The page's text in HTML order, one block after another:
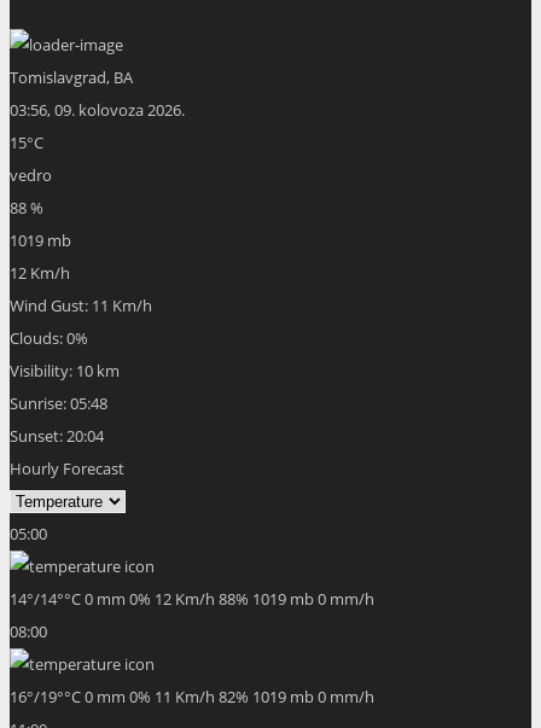
Tomislavgrad, BA
03:56,09. kolovoza 2026.
15°C
vedro
88 %
1019 mb
12 Km/h
Wind Gust: 11 Km/h
Clouds:0%
Visibility: 10 km
Sunrise:05:48
Sunset:20:04
Hourly Forecast
05:00
14°/14°°C0 mm 0% 12 Km/h 88% 1019 mb0 mm/h
08:00
16°/19°°C0 mm 0% 11 Km/h 82% 1019 mb0 mm/h